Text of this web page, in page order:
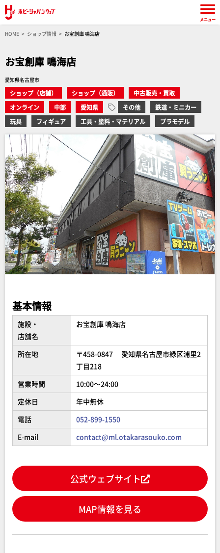
HOME ショップ情報 お宝創庫 鳴海店
お宝創庫 鳴海店
愛知県名古屋市
ショップ（店舗） ショップ（通販）
中古販売・買取
オンライン
中部 愛知県 その他
鉄道・ミニカー
玩具
フィギュア 工具・塗料・マテリアル プラモデル
基本情報
施設・
店舗名
お宝創庫 鳴海店
所在地
〒458-0847 愛知県名古屋市緑区浦里2
丁目218
営業時間
10:00～24:00
定休日
年中無休
電話
052-899-1550
E-mail
contact@ml.otakarasouko.com
公式ウェブサイト
MAP情報を見る
メニュー